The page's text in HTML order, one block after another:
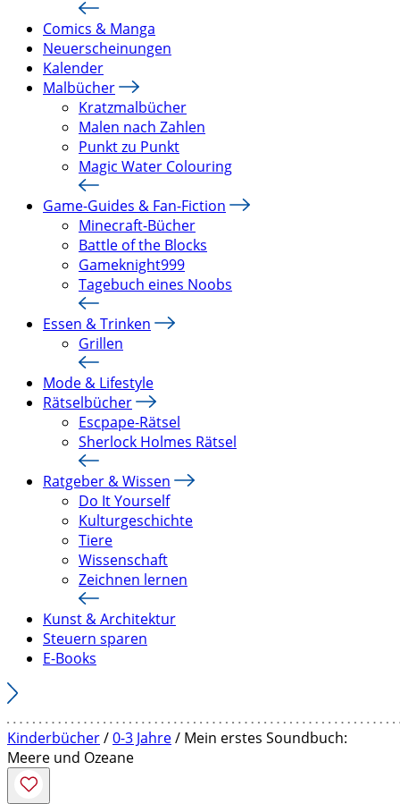
Comics & Manga
Neuerscheinungen
Kalender
Malbücher
Kratzmalbücher
Malen nach Zahlen
Punkt zu Punkt
Magic Water Colouring
Game-Guides & Fan-Fiction
Minecraft-Bücher
Battle of the Blocks
Gameknight999
Tagebuch eines Noobs
Essen & Trinken
Grillen
Mode & Lifestyle
Rätselbücher
Escpape-Rätsel
Sherlock Holmes Rätsel
Ratgeber & Wissen
Do It Yourself
Kulturgeschichte
Tiere
Wissenschaft
Zeichnen lernen
Kunst & Architektur
Steuern sparen
E-Books
Kinderbücher/0-3 Jahre/ Mein erstes Soundbuch:
Meere und Ozeane